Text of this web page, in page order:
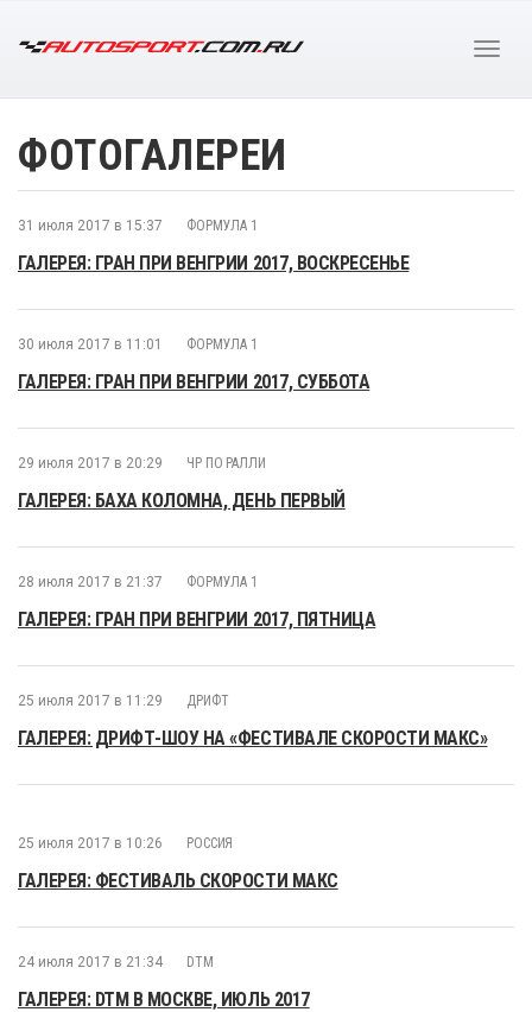
ФОТОГАЛЕРЕИ
31 июля 2017 в 15:37 ФОРМУЛА 1
ГАЛЕРЕЯ: ГРАН ПРИ ВЕНГРИИ 2017, ВОСКРЕСЕНЬЕ
30 июля 2017 в 11:01 ФОРМУЛА 1
ГАЛЕРЕЯ: ГРАН ПРИ ВЕНГРИИ 2017, СУББОТА
29 июля 2017 в 20:29 ЧР ПО РАЛЛИ
ГАЛЕРЕЯ: БАХА КОЛОМНА, ДЕНЬ ПЕРВЫЙ
28 июля 2017 в 21:37 ФОРМУЛА 1
ГАЛЕРЕЯ: ГРАН ПРИ ВЕНГРИИ 2017, ПЯТНИЦА
25 июля 2017 в 11:29 ДРИФТ
ГАЛЕРЕЯ: ДРИФТ-ШОУ НА «ФЕСТИВАЛЕ СКОРОСТИ МАКС»
25 июля 2017 в 10:26 РОССИЯ
ГАЛЕРЕЯ: ФЕСТИВАЛЬ СКОРОСТИ МАКС
24 июля 2017 в 21:34 DTM
ГАЛЕРЕЯ: DTM В МОСКВЕ, ИЮЛЬ 2017